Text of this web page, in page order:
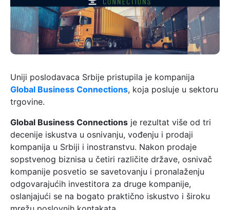
Uniji poslodavaca Srbije pristupila je kompanija
Global Business Connections, koja posluje u sektoru
trgovine.
Global Business Connections je rezultat više od tri
decenije iskustva u osnivanju, vođenju i prodaji
kompanija u Srbiji i inostranstvu. Nakon prodaje
sopstvenog biznisa u četiri različite države, osnivač
kompanije posvetio se savetovanju i pronalaženju
odgovarajućih investitora za druge kompanije,
oslanjajući se na bogato praktično iskustvo i široku